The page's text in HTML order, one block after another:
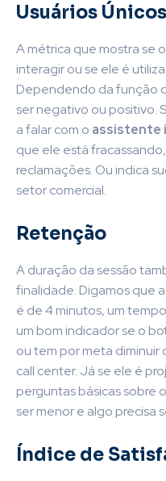
Usuários Únicos
A métrica que mostra se
interagir ou se ele é
Dependendo da função
ser negativo ou positivo.
a falar com o assistente
que ele está
reclamações. Ou indica
setor comercial.
Retenção
A duração da sessão
finalidade. Digamos que
é de 4 minutos, um
um bom indicador se o
ou tem por meta
call center. Já se ele é
perguntas básicas sobre
ser menor e algo precisa
Índice de